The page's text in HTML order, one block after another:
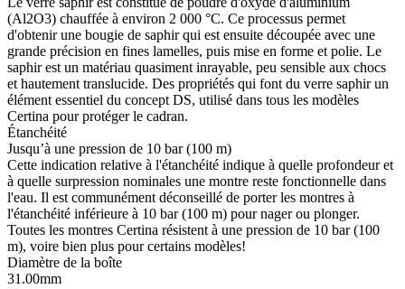
(Al2O3) chauffée à environ 2 000 °C. Ce processus permet
d'obtenir une bougie de saphir qui est ensuite découpée avec une
grande précision en fines lamelles, puis mise en forme et polie. Le
saphir est un matériau quasiment inrayable, peu sensible aux chocs
et hautement translucide. Des propriétés qui font du verre saphir un
élément essentiel du concept DS, utilisé dans tous les modèles
Certina pour protéger le cadran.
Étanchéité
Jusqu’à une pression de 10 bar (100 m)
Cette indication relative à l'étanchéité indique à quelle profondeur et
à quelle surpression nominales une montre reste fonctionnelle dans
l'eau. Il est communément déconseillé de porter les montres à
l'étanchéité inférieure à 10 bar (100 m) pour nager ou plonger.
Toutes les montres Certina résistent à une pression de 10 bar (100
m), voire bien plus pour certains modèles!
Diamètre de la boîte
31.00mm